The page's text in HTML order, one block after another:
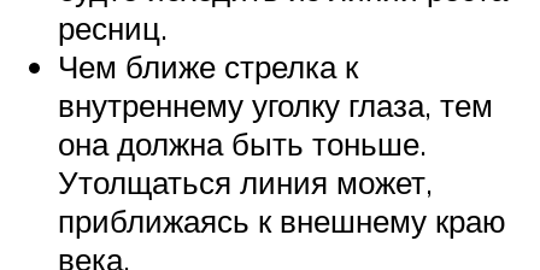
ресниц.
Чем ближе стрелка к
внутреннему уголку глаза, тем
она должна быть тоньше.
Утолщаться линия может,
приближаясь к внешнему краю
века.